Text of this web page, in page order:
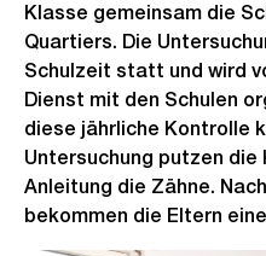
Klasse gemeinsam die
Quartiers. Die
Schulzeit statt und wird
Dienst mit den Schulen
diese jährliche Kontrolle
Untersuchung putzen die
Anleitung die Zähne.
bekommen die Eltern